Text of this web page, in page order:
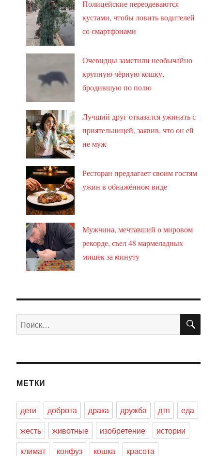
Полицейские переодеваются
кустами, чтобы ловить водителей
со смартфонами
Очевидцы заметили необычайно
крупную чёрную кошку,
бродившую по полю
Лучший друг отказался ужинать с
приятельницей, заявив, что он ей
не муж
Ресторан предлагает своим гостям
ужин в обнажённом виде
Мужчина, мечтавший о мировом
рекорде, съел 48 мармеладных
мишек за минуту
Искать:
МЕТКИ
дети доброта драка дружба дтп
еда
жесть
животные изобретение
истории
климат
конфуз кошка красота